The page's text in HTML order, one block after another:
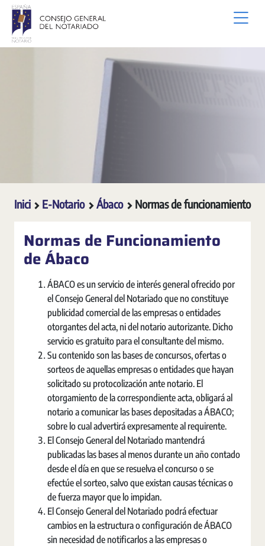
Salta al contingut principal
Inici E-Notario Ábaco Normas de funcionamiento
Normas de Funcionamiento
de Ábaco
ÁBACO es un servicio de interés general ofrecido por
el Consejo General del Notariado que no constituye
publicidad comercial de las empresas o entidades
otorgantes del acta, ni del notario autorizante. Dicho
servicio es gratuito para el consultante del mismo.
Su contenido son las bases de concursos, ofertas o
sorteos de aquellas empresas o entidades que hayan
solicitado su protocolización ante notario. El
otorgamiento de la correspondiente acta, obligará al
notario a comunicar las bases depositadas a ÁBACO;
sobre lo cual advertirá expresamente al requirente.
El Consejo General del Notariado mantendrá
publicadas las bases al menos durante un año contado
desde el día en que se resuelva el concurso o se
efectúe el sorteo, salvo que existan causas técnicas o
de fuerza mayor que lo impidan.
El Consejo General del Notariado podrá efectuar
cambios en la estructura o configuración de ÁBACO
sin necesidad de notificarlos a las empresas o